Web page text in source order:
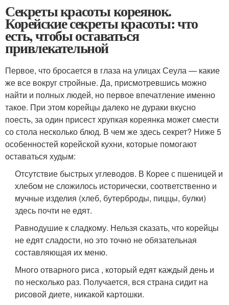
Секреты красоты кореянок.
Корейские секреты красоты: что
есть, чтобы оставаться
привлекательной
Первое, что бросается в глаза на улицах Сеула — какие
же все вокруг стройные. Да, присмотревшись можно
найти и полных людей, но первое впечатление именно
такое. При этом корейцы далеко не дураки вкусно
поесть, за один присест хрупкая кореянка может смести
со стола несколько блюд. В чем же здесь секрет? Ниже 5
особенностей корейской кухни, которые помогают
оставаться худым:
Отсутствие быстрых углеводов. В Корее с пшеницей и
хлебом не сложилось исторически, соответственно и
мучные изделия (хлеб, бутерброды, пиццы, булки)
здесь почти не едят.
Равнодушие к сладкому. Нельзя сказать, что корейцы
не едят сладости, но это точно не обязательная
составляющая их меню.
Много отварного риса , который едят каждый день и
по несколько раз. Получается, вся страна сидит на
рисовой диете, никакой картошки.